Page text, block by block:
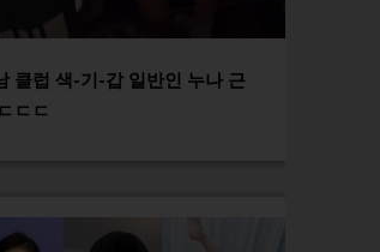
클럽 색-기-갑 일반인 누나 근
ㄷㄷ